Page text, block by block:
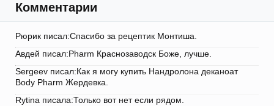
Комментарии
Рюрик писал:Спасибо за рецептик Монтиша.
Авдей писал:Pharm Краснозаводск Боже, лучше.
Sergeev писал:Как я могу купить Нандролона деканоат
Body Pharm Жердевка.
Rytina писала:Только вот нет если рядом.